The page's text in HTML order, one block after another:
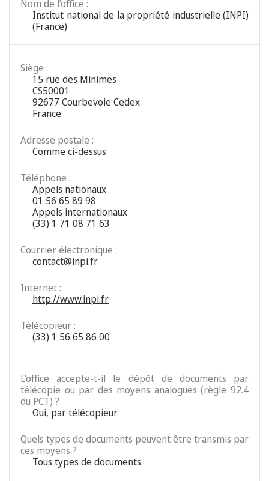
Nom de l’office :
Institut national de la propriété industrielle (INPI)
(France)
Siège :
15 rue des Minimes
CS50001
92677 Courbevoie Cedex
France
Adresse postale :
Comme ci-dessus
Téléphone :
Appels nationaux
01 56 65 89 98
Appels internationaux
(33) 1 71 08 71 63
Courrier électronique :
contact@inpi.fr
Internet :
http://www.inpi.fr
Télécopieur :
(33) 1 56 65 86 00
L’office accepte-t-il le dépôt de documents par
télécopie ou par des moyens analogues (règle 92.4
du PCT) ?
Oui, par télécopieur
Quels types de documents peuvent être transmis par
ces moyens ?
Tous types de documents